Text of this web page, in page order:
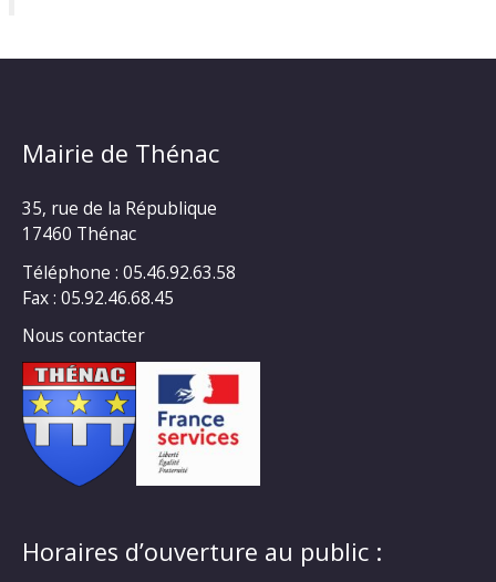
Mairie de Thénac
35, rue de la République
17460 Thénac
Téléphone : 05.46.92.63.58
Fax : 05.92.46.68.45
Nous contacter
Horaires d’ouverture au public :